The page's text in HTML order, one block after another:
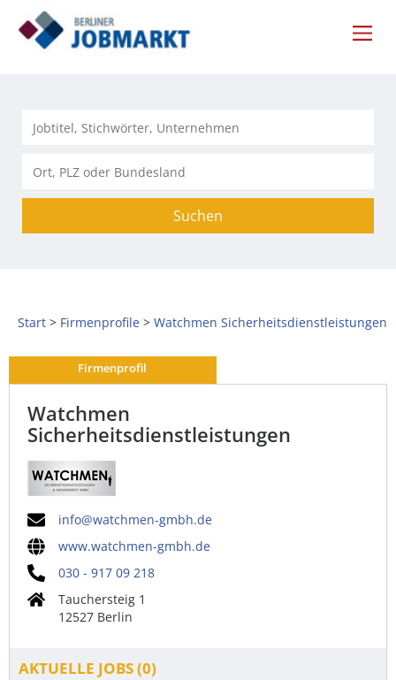
Suchen
Start Firmenprofile Watchmen Sicherheitsdienstleistungen
Firmenprofil
Watchmen
Sicherheitsdienstleistungen
info@watchmen-gmbh.de
www.watchmen-gmbh.de
030 - 917 09 218
Tauchersteig 1
12527 Berlin
AKTUELLE JOBS (0)